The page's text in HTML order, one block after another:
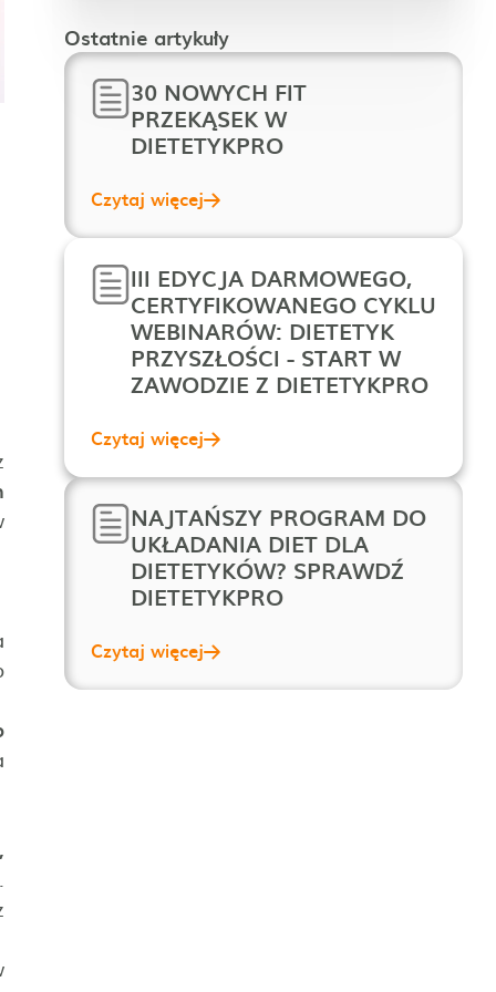
Ostatnie artykuły
30 NOWYCH FIT
PRZEKĄSEK W
DIETETYKPRO
Czytaj więcej
III EDYCJA DARMOWEGO,
CERTYFIKOWANEGO CYKLU
WEBINARÓW: DIETETYK
PRZYSZŁOŚCI - START W
ZAWODZIE Z DIETETYKPRO
Czytaj więcej
NAJTAŃSZY PROGRAM DO
UKŁADANIA DIET DLA
DIETETYKÓW? SPRAWDŹ
DIETETYKPRO
Czytaj więcej